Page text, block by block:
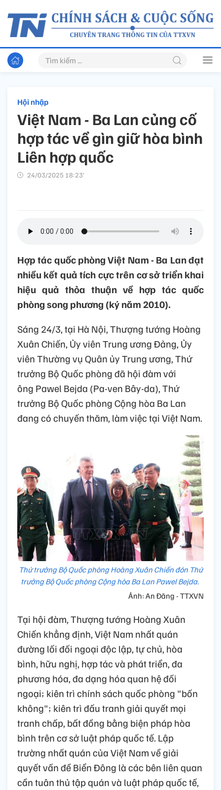
Hội nhập
Việt Nam - Ba Lan củng cố
hợp tác về gìn giữ hòa bình
Liên hợp quốc
24/03/2025 18:23’
Hợp tác quốc phòng Việt Nam - Ba Lan đạt
nhiều kết quả tích cực trên cơ sở triển khai
hiệu quả thỏa thuận về hợp tác quốc
phòng song phương (ký năm 2010).
Sáng 24/3, tại Hà Nội, Thượng tướng Hoàng
Xuân Chiến, Ủy viên Trung ương Đảng, Ủy
viên Thường vụ Quân ủy Trung ương, Thứ
trưởng Bộ Quốc phòng đã hội đàm với
ông Pawel Bejda (Pa-ven Bây-da), Thứ
trưởng Bộ Quốc phòng Cộng hòa Ba Lan
đang có chuyến thăm, làm việc tại Việt Nam.
Thứ trưởng Bộ Quốc phòng Hoàng Xuân Chiến đón Thứ
trưởng Bộ Quốc phòng Cộng hòa Ba Lan Pawel Bejda.
Ảnh: An Đăng - TTXVN
Tại hội đàm, Thượng tướng Hoàng Xuân
Chiến khẳng định, Việt Nam nhất quán
đường lối đối ngoại độc lập, tự chủ, hòa
bình, hữu nghị, hợp tác và phát triển, đa
phương hóa, đa dạng hóa quan hệ đối
ngoại; kiên trì chính sách quốc phòng "bốn
không"; kiên trì đấu tranh giải quyết mọi
tranh chấp, bất đồng bằng biện pháp hòa
bình trên cơ sở luật pháp quốc tế. Lập
trường nhất quán của Việt Nam về giải
quyết vấn đề Biển Đông là các bên liên quan
cần tuân thủ tập quán và luật pháp quốc tế,